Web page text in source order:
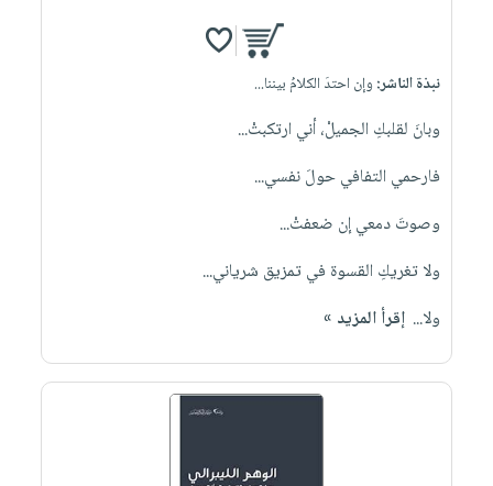
نبذة الناشر: وإن احتدَ الكلامُ بيننا...
وبانَ لقلبكِ الجميلْ، أني ارتكبتْ...
فارحمي التفافي حولَ نفسي...
وصوتَ دمعي إن ضعفتْ...
ولا تغريكِ القسوة في تمزيق شرياني...
ولا... إقرأ المزيد »